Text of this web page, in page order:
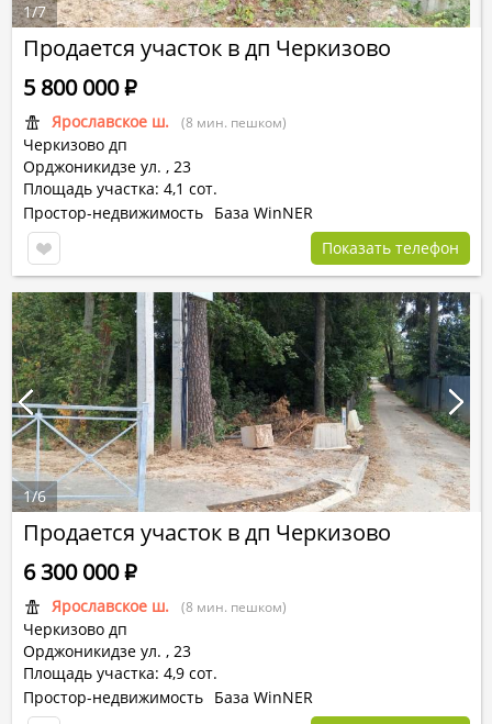
Продается участок в дп Черкизово
Ярославское ш. (8 мин. пешком)
Черкизово дп
Орджоникидзе ул. , 23
Площадь участка: 4,1 сот.
5 800 000Р
Простор-недвижимость База WinNER
Показать телефон
1/7
Продается участок в дп Черкизово
Ярославское ш. (8 мин. пешком)
Черкизово дп
Орджоникидзе ул. , 23
Площадь участка: 4,9 сот.
6 300 000Р
Простор-недвижимость База WinNER
1/6